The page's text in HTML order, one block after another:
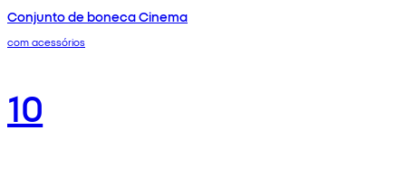
Conjunto de boneca Cinema
com acessórios
10